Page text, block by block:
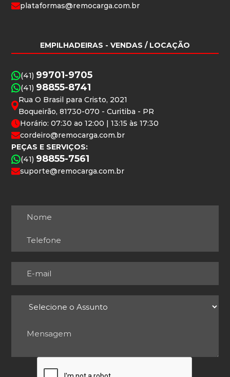
plataformas@remocarga.com.br
EMPILHADEIRAS - VENDAS / LOCAÇÃO
(41) 99701-9705
(41) 98855-8741
Rua O Brasil para Cristo, 2021
Boqueirão, 81730-070 - Curitiba - PR
Horário: 07:30 ao 12:00 | 13:15 às 17:30
cordeiro@remocarga.com.br
PEÇAS E SERVIÇOS:
(41) 98855-7561
suporte@remocarga.com.br